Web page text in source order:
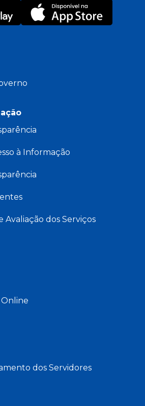
à Informação
Avaliação dos Serviços
dos Servidores